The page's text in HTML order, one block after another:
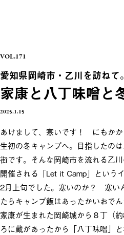
VOL.171
愛知県岡崎市・乙川を訪ねて。
家康と八丁味噌と
2025.1.15
あけまして、寒いです！ にもか
生初の冬キャンプへ。目指したの
街です。そんな岡崎市を流れる乙
開催される「Let it Camp」という
2月上旬でした。寒いのか？ 寒い
たらキャンプ飯はあったかいおで
家康が生まれた岡崎城から８丁（
ろに蔵があったから「八丁味噌」